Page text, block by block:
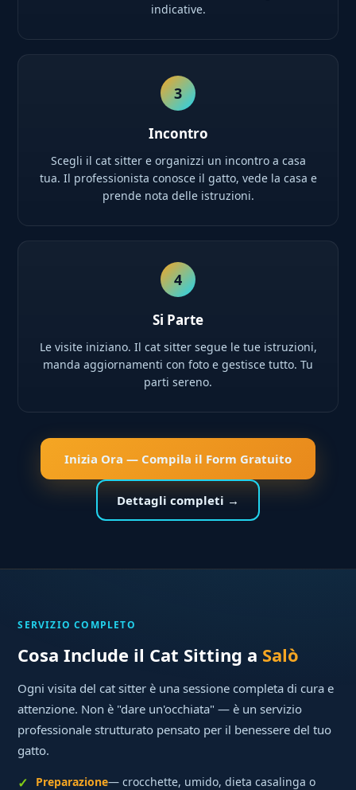
indicative.
3
Incontro
Scegli il cat sitter e organizzi un incontro a casa
tua. Il professionista conosce il gatto, vede la casa e
prende nota delle istruzioni.
4
Si Parte
Le visite iniziano. Il cat sitter segue le tue istruzioni,
manda aggiornamenti con foto e gestisce tutto. Tu
parti sereno.
Inizia Ora — Compila il Form Gratuito
Dettagli completi →
SERVIZIO COMPLETO
Cosa Include il Cat Sitting a Salò
Ogni visita del cat sitter è una sessione completa di cura e
attenzione. Non è "dare un'occhiata" — è un servizio
professionale strutturato pensato per il benessere del tuo
gatto.
Preparazione— crocchette, umido, dieta casalinga o